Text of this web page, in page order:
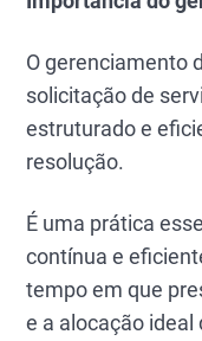
O gerenciamento
solicitação de
estruturado e
resolução.
É uma prática
contínua e
tempo em que
e a alocação